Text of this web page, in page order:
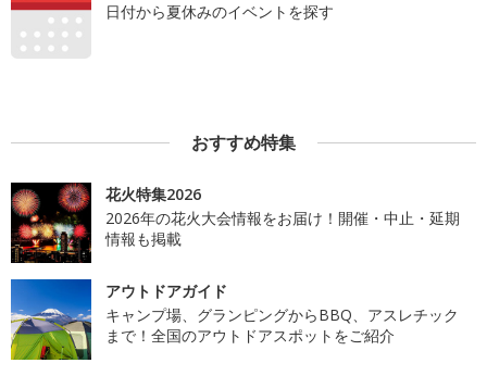
日付から夏休みのイベントを探す
おすすめ特集
花火特集2026
2026年の花火大会情報をお届け！開催・中止・延期
情報も掲載
アウトドアガイド
キャンプ場、グランピングからBBQ、アスレチック
まで！全国のアウトドアスポットをご紹介